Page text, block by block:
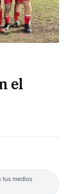
el
tus medios